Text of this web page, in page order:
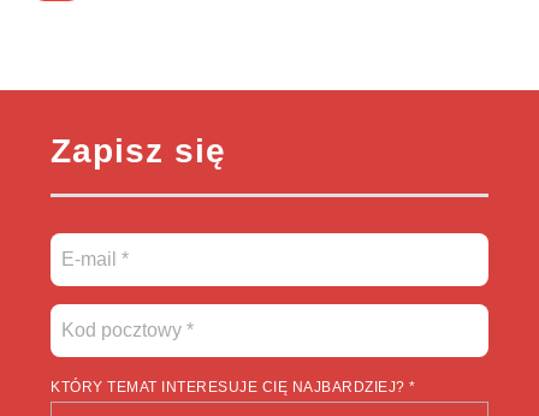
Zapisz się
KTÓRY TEMAT INTERESUJE CIĘ NAJBARDZIEJ? *